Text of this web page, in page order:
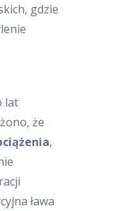
gdzie
lat
że
,
ława